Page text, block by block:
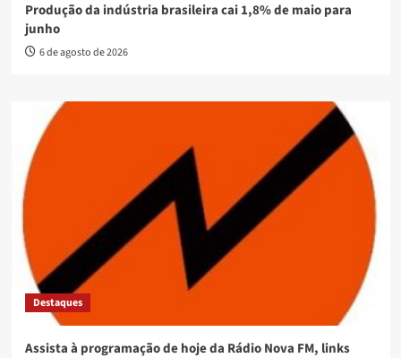
Produção da indústria brasileira cai 1,8% de maio para
junho
6 de agosto de 2026
Destaques
Assista à programação de hoje da Rádio Nova FM, links